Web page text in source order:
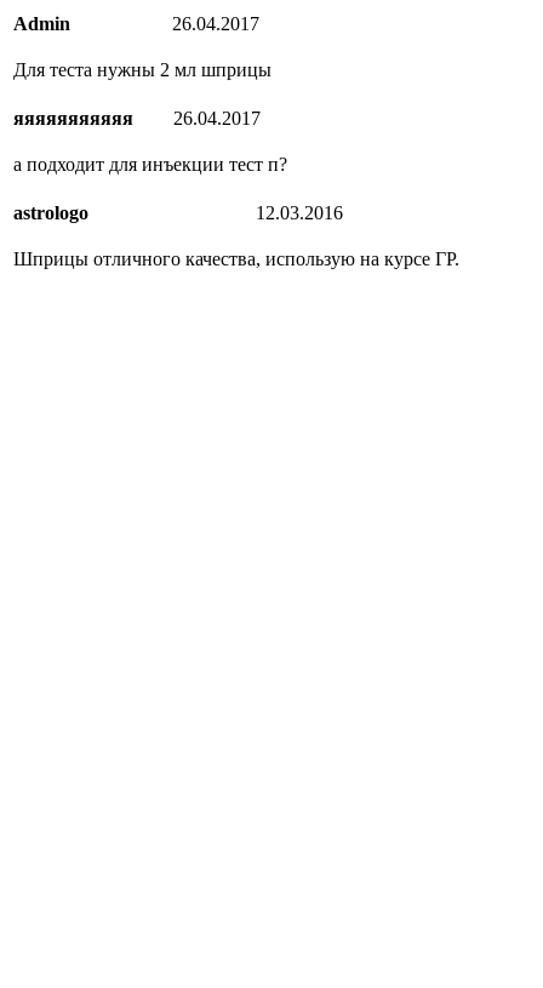
Admin 26.04.2017
Для теста нужны 2 мл шприцы
яяяяяяяяяяя 26.04.2017
а подходит для инъекции тест п?
astrologo 12.03.2016
Шприцы отличного качества, использую на курсе ГР.